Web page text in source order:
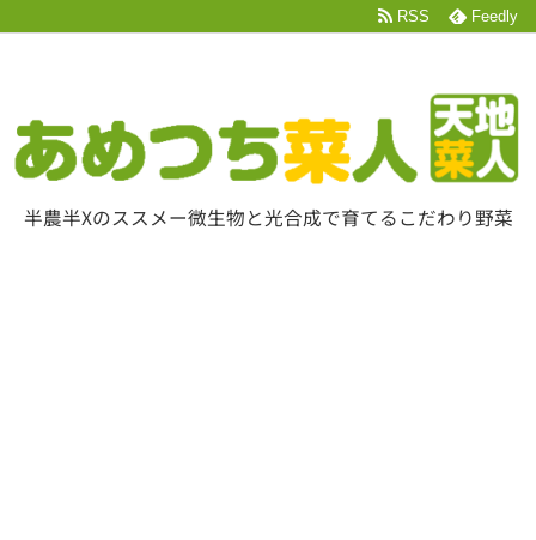
半農半Xのススメー微生物と光合成で育てるこだわり野菜
RSS Feedly